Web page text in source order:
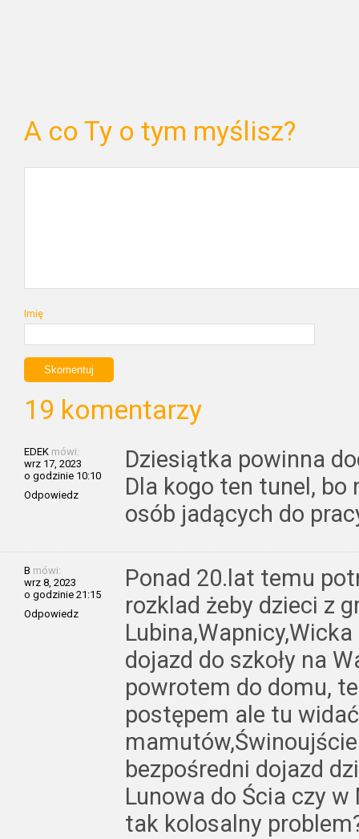
A co Ty o tym myślisz?
Imię
19 komentarzy
EDEK mówi:
wrz 17, 2023
o godzinie 10:10
Odpowiedz
Dziesiątka powinna
Dla kogo ten tunel, bo
osób jadących do
B mówi:
wrz 8, 2023
o godzinie 21:15
Odpowiedz
Ponad 20.lat temu
rozklad żeby dzieci z
dojazd do szkoły na
powrotem do domu,
postępem ale tu
bezpośredni dojazd
Lunowa do Ścia czy
tak kolosalny